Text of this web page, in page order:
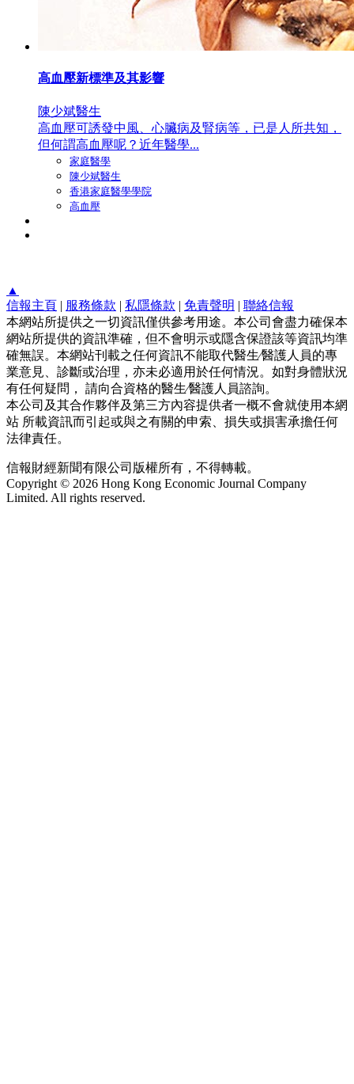
高血壓新標準及其影響
陳少斌醫生
高血壓可誘發中風、心臟病及腎病等，已是人所共知，
但何謂高血壓呢？近年醫學...
家庭醫學
陳少斌醫生
香港家庭醫學學院
高血壓
▲
信報主頁 | 服務條款 | 私隱條款 | 免責聲明 | 聯絡信報
本網站所提供之一切資訊僅供參考用途。本公司會盡力確保本
網站所提供的資訊準確，但不會明示或隱含保證該等資訊均準
確無誤。本網站刊載之任何資訊不能取代醫生∕醫護人員的專
業意見、診斷或治理，亦未必適用於任何情況。如對身體狀況
有任何疑問， 請向合資格的醫生∕醫護人員諮詢。
本公司及其合作夥伴及第三方內容提供者一概不會就使用本網
站 所載資訊而引起或與之有關的申索、損失或損害承擔任何
法律責任。
信報財經新聞有限公司版權所有，不得轉載。
Copyright © 2026 Hong Kong Economic Journal Company
Limited. All rights reserved.